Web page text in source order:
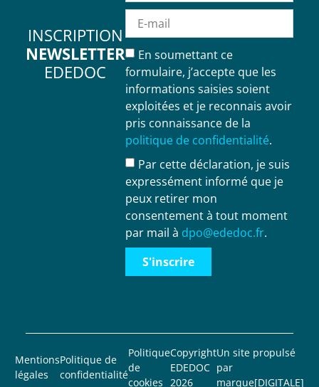
INSCRIPTION
NEWSLETTER
EDEDOC
En soumettant ce
formulaire, j’accepte que les
informations saisies soient
exploitées et je reconnais avoir
pris connaissance de la
politique de confidentialité.
Par cette déclaration, je suis
expressément informé que je
peux retirer mon
consentement à tout moment
par mail à dpo@ededoc.fr.
S'inscrire
Mentions
légales
Politique de
confidentialité
Politique
de
cookies
Copyright
EDEDOC
2026
Un site propulsé
par
marque[DIGITALE]